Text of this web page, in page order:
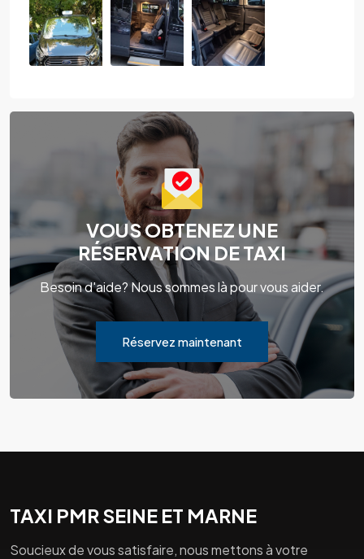
VOUS OBTENEZ UNE
RÉSERVATION DE TAXI
Besoin d'aide? Nous sommes là pour vous aider.
Réservez maintenant
TAXI PMR SEINE ET MARNE
Soucieux de vous satisfaire, nous mettons à votre